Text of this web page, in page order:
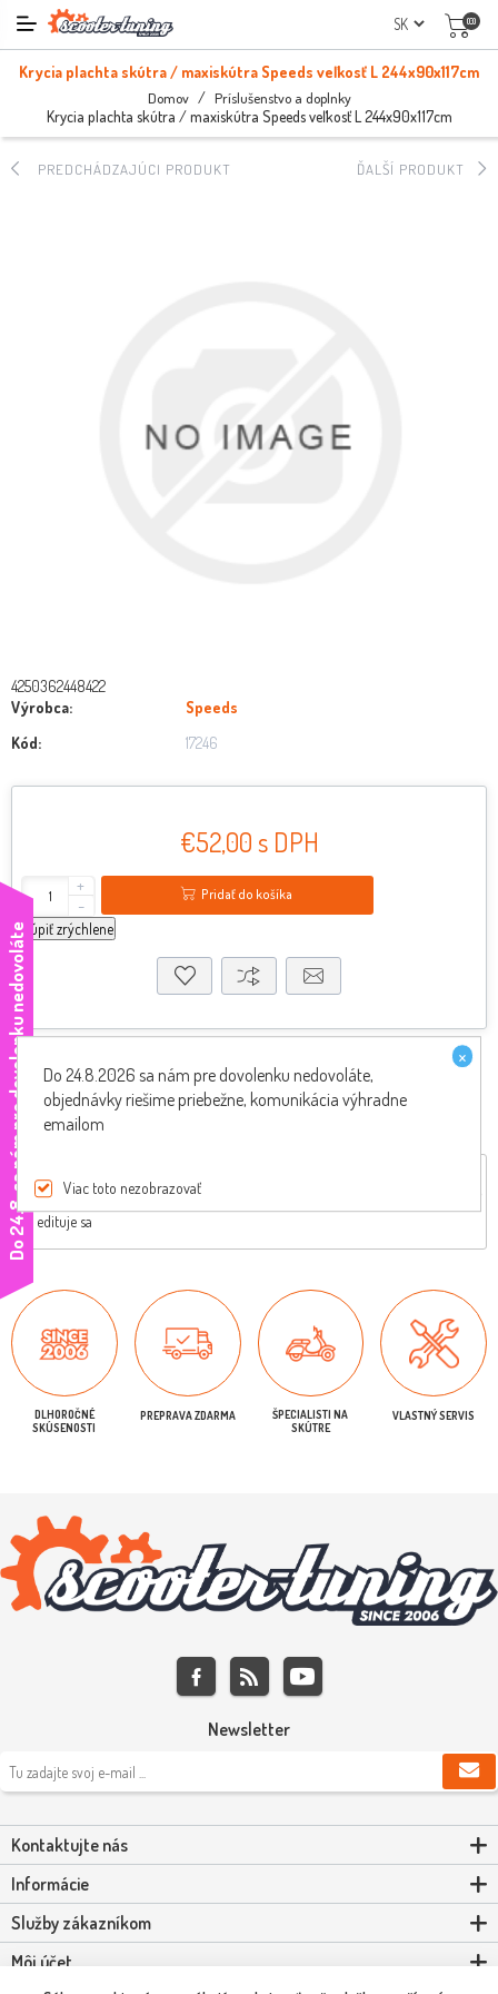
(0)
Krycia plachta skútra / maxiskútra Speeds veľkosť L 244x90x117cm
Domov / Príslušenstvo a doplnky
Krycia plachta skútra / maxiskútra Speeds veľkosť L 244x90x117cm
PREDCHÁDZAJÚCI PRODUKT ĎALŠÍ PRODUKT
4250362448422
Výrobca:
Speeds
Kód:
17246
€52,00 s DPH
+
-
Pridať do košíka
kúpiť zrýchlene
Akceptujeme
Celkový popis
edituje sa
DLHOROČNÉ
SKÚSENOSTI
PREPRAVA ZDARMA
ŠPECIALISTI NA
SKÚTRE
VLASTNÝ SERVIS
Newsletter
Kontaktujte nás
Informácie
Služby zákazníkom
Môj účet
D
o
2
4
.
8
.
s
a
n
á
m
p
r
e
d
o
v
o
l
e
n
k
u
n
e
d
o
v
o
l
á
t
e ×
Do 24.8.2026 sa nám pre dovolenku nedovoláte,
objednávky riešime priebežne, komunikácia výhradne
emailom
Viac toto nezobrazovať